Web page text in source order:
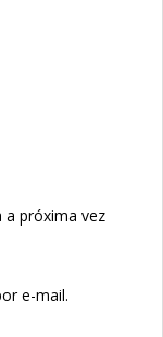
a próxima vez
e-mail.